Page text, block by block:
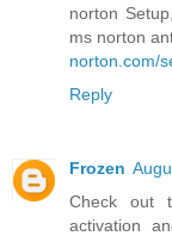
norton
ms norton
norton.com/
Reply
Frozen
Check out
activation